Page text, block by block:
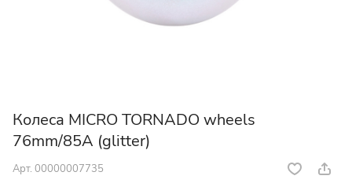
Колеса MICRO TORNADO wheels
76mm/85A (glitter)
Арт. 00000007735